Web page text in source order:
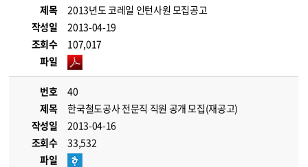
제목
2013년도 코레일 인턴사원 모집공고
작성일
2013-04-19
조회수
107,017
파일
번호
40
제목
한국철도공사 전문직 직원 공개 모집(재공고)
작성일
2013-04-16
조회수
33,532
파일